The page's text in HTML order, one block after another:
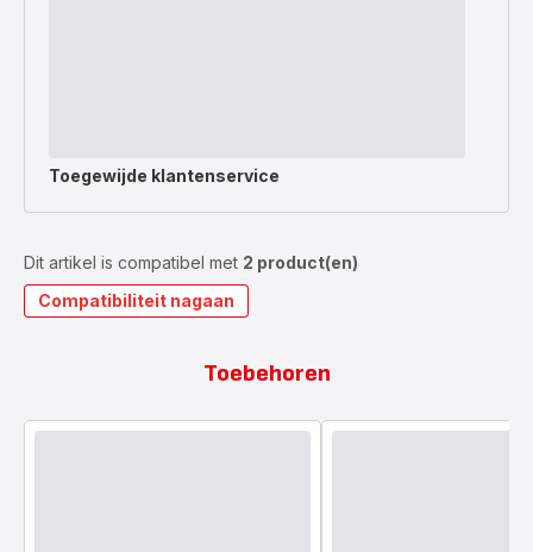
Toegewijde klantenservice
Dit artikel is compatibel met 2 product(en)
Compatibiliteit nagaan
Toebehoren